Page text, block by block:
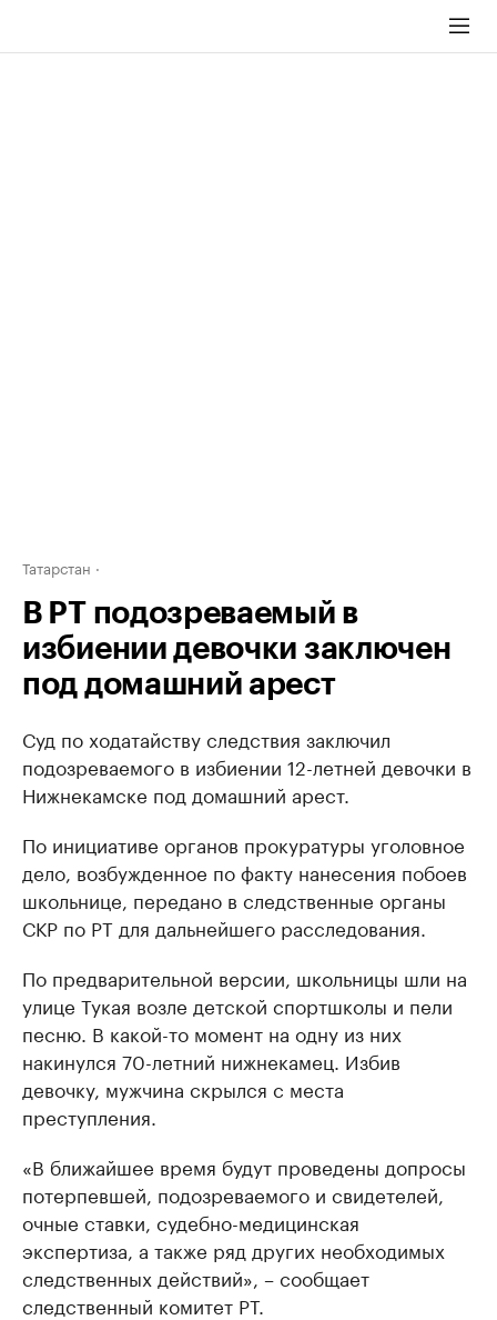
Татарстан
В РТ подозреваемый в
избиении девочки заключен
под домашний арест
Суд по ходатайству следствия заключил
подозреваемого в избиении 12-летней девочки в
Нижнекамске под домашний арест.
По инициативе органов прокуратуры уголовное
дело, возбужденное по факту нанесения побоев
школьнице, передано в следственные органы
СКР по РТ для дальнейшего расследования.
По предварительной версии, школьницы шли на
улице Тукая возле детской спортшколы и пели
песню. В какой-то момент на одну из них
накинулся 70-летний нижнекамец. Избив
девочку, мужчина скрылся с места
преступления.
«В ближайшее время будут проведены допросы
потерпевшей, подозреваемого и свидетелей,
очные ставки, судебно-медицинская
экспертиза, а также ряд других необходимых
следственных действий», – сообщает
следственный комитет РТ.